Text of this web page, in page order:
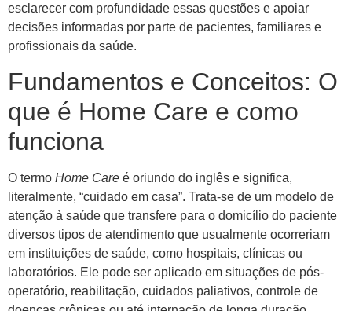
esclarecer com profundidade essas questões e apoiar
decisões informadas por parte de pacientes, familiares e
profissionais da saúde.
Fundamentos e Conceitos: O
que é Home Care e como
funciona
O termo Home Care é oriundo do inglês e significa,
literalmente, “cuidado em casa”. Trata-se de um modelo de
atenção à saúde que transfere para o domicílio do paciente
diversos tipos de atendimento que usualmente ocorreriam
em instituições de saúde, como hospitais, clínicas ou
laboratórios. Ele pode ser aplicado em situações de pós-
operatório, reabilitação, cuidados paliativos, controle de